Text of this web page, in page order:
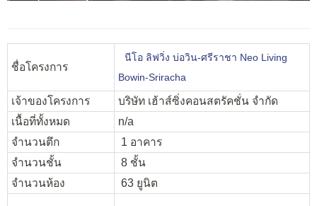
ชื่อโครงการ
นีโอ ลิฟวิ่ง บ่อวิน-ศรีราชา Neo Living
Bowin-Sriracha
เจ้าของโครงการ
บริษัท เฮ้าส์ซิ่งคอนสตรัคชั่น จำกัด
เนื้อที่ทั้งหมด
n/a
จำนวนตึก
1 อาคาร
จำนวนชั้น
8 ชั้น
จำนวนห้อง
63 ยูนิต